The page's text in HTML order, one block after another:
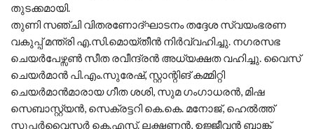
തുടക്കമായി.
തുണി സഞ്ചി വിതരണോദ്ഘാടനം തദ്ദേശ സ്വയംഭരണ
വകുപ്പ് മന്ത്രി എ.സി.മൊയ്തീൻ നിർവ്വഹിച്ചു. നഗരസഭ
ചെയർപേഴ്സൺ സീത രവീന്ദ്രൻ അധ്യക്ഷത വഹിച്ചു. വൈസ്
ചെയർമാൻ പി.എം.സുരേഷ്, സ്റ്റാന്റിങ് കമ്മിറ്റി
ചെയർമാൻമാരായ ഗീത ശശി, സുമ ഗംഗാധരൻ, മിഷ
സെബാസ്റ്റ്യൻ, സെക്രട്ടറി കെ.കെ. മനോജ്, ഹെൽത്ത്
സൂപ്പർവൈസർ കെ.എസ്. ലക്ഷ്മണൻ, ഉജ്ജീവൻ ബാങ്ക്